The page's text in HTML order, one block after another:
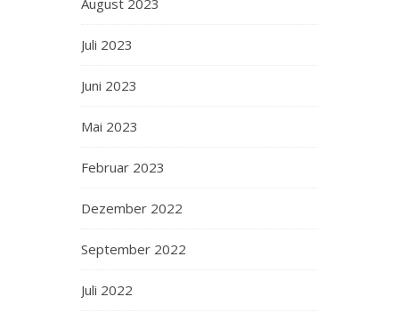
August 2023
Juli 2023
Juni 2023
Mai 2023
Februar 2023
Dezember 2022
September 2022
Juli 2022